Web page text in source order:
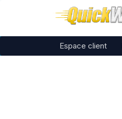
Espace client